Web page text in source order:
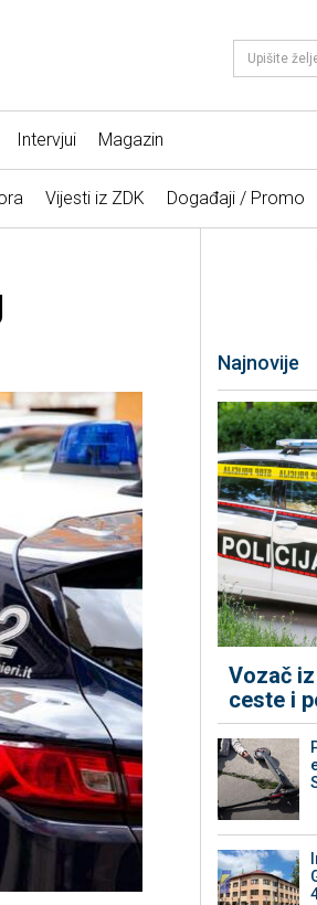
Intervjui Magazin
Vijesti iz ZDK Događaji / Promo
Najnovije
Vozač
ceste i